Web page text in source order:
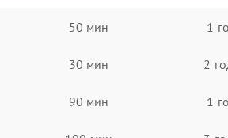
50 мин 1
30 мин 2
90 мин 1